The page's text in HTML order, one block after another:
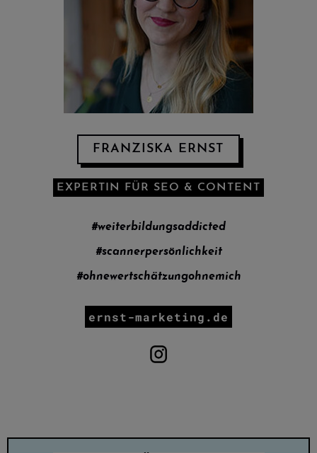
FRANZISKA ERNST
EXPERTIN FÜR SEO & CONTENT
#weiterbildungsaddicted
#scannerpersönlichkeit
#ohnewertschätzungohnemich
ernst-marketing.de